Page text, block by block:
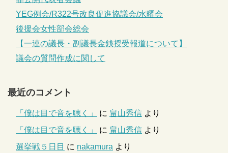
YEG例会/R322号改良促進協議会/水曜会
後援会女性部会総会
【一連の議長・副議長金銭授受報道について】
議会の質問作成に関して
最近のコメント
「僕は目で音を聴く」 に 畠山秀信 より
「僕は目で音を聴く」
に 畠山秀信 より
選挙戦５日目 に nakamura より